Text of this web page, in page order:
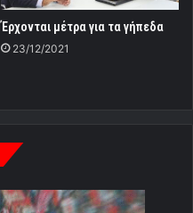
Έρχονται μέτρα για τα γήπεδα
23/12/2021